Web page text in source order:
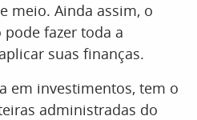
meio. Ainda assim, o
fazer toda a
suas finanças.
em investimentos, tem o
administradas do